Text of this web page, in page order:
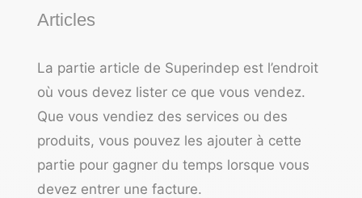
Articles
La partie article de Superindep est l’endroit
où vous devez lister ce que vous vendez.
Que vous vendiez des services ou des
produits, vous pouvez les ajouter à cette
partie pour gagner du temps lorsque vous
devez entrer une facture.